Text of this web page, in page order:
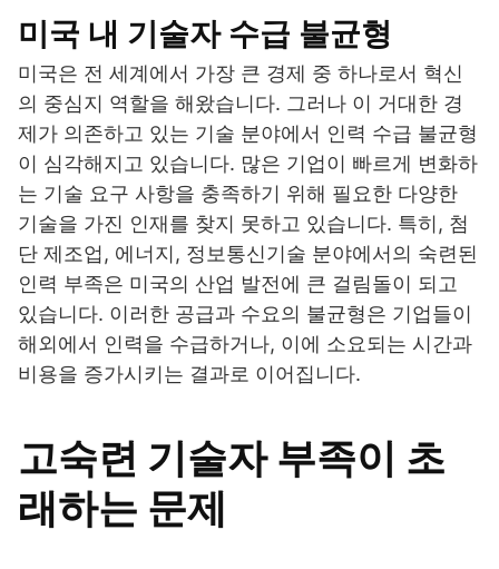
미국 내 기술자 수급 불균형
미국은 전 세계에서 가장 큰 경제 중 하나로서 혁신
의 중심지 역할을 해왔습니다. 그러나 이 거대한 경
제가 의존하고 있는 기술 분야에서 인력 수급 불균형
이 심각해지고 있습니다. 많은 기업이 빠르게 변화하
는 기술 요구 사항을 충족하기 위해 필요한 다양한
기술을 가진 인재를 찾지 못하고 있습니다. 특히, 첨
단 제조업, 에너지, 정보통신기술 분야에서의 숙련된
인력 부족은 미국의 산업 발전에 큰 걸림돌이 되고
있습니다. 이러한 공급과 수요의 불균형은 기업들이
해외에서 인력을 수급하거나, 이에 소요되는 시간과
비용을 증가시키는 결과로 이어집니다.
고숙련 기술자 부족이 초
래하는 문제